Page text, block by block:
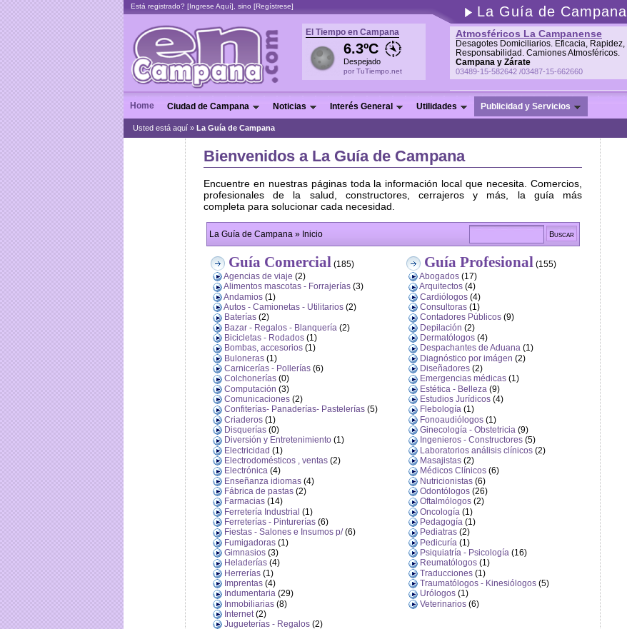
Está registrado? [Ingrese Aquí], sino [Regístrese] La Guía de Campana
Atmosféricos La Campanense
Desagotes Domiciliarios. Eficacia, Rapidez,
Responsabilidad. Camiones Atmosféricos.
Campana y Zárate
03489-15-582642 /03487-15-662660
El Tiempo en Campana
6.3ºC
Despejado
por TuTiempo.net
Home Ciudad de Campana Noticias Interés General Utilidades Publicidad y Servicios
Usted está aquí » La Guía de Campana
Bienvenidos a La Guía de Campana
Encuentre en nuestras páginas toda la información local que necesita. Comercios,
profesionales de la salud, constructores, cerrajeros y más, la guía más
completa para solucionar cada necesidad.
La Guía de Campana » Inicio
Guía Comercial (185)
Agencias de viaje (2)
Alimentos mascotas - Forrajerías (3)
Andamios (1)
Autos - Camionetas - Utilitarios (2)
Baterías (2)
Bazar - Regalos - Blanquería (2)
Bicicletas - Rodados (1)
Bombas, accesorios (1)
Buloneras (1)
Carnicerías - Pollerías (6)
Colchonerías (0)
Computación (3)
Comunicaciones (2)
Confiterías- Panaderías- Pastelerías (5)
Criaderos (1)
Disquerías (0)
Diversión y Entretenimiento (1)
Electricidad (1)
Electrodomésticos , ventas (2)
Electrónica (4)
Enseñanza idiomas (4)
Fábrica de pastas (2)
Farmacias (14)
Ferretería Industrial (1)
Ferreterías - Pinturerías (6)
Fiestas - Salones e Insumos p/(6)
Fumigadoras (1)
Gimnasios (3)
Heladerías (4)
Herrerías (1)
Imprentas (4)
Indumentaria (29)
Inmobiliarias (8)
Internet(2)
Jugueterías - Regalos (2)
Guía Profesional (155)
Abogados (17)
Arquitectos (4)
Cardiólogos (4)
Consultoras (1)
Contadores Públicos (9)
Depilación (2)
Dermatólogos (4)
Despachantes de Aduana (1)
Diagnóstico por imágen (2)
Diseñadores (2)
Emergencias médicas (1)
Estética - Belleza (9)
Estudios Jurídicos (4)
Flebología (1)
Fonoaudiólogos (1)
Ginecología - Obstetricia (9)
Ingenieros - Constructores (5)
Laboratorios análisis clínicos (2)
Masajistas (2)
Médicos Clínicos (6)
Nutricionistas (6)
Odontólogos (26)
Oftalmólogos (2)
Oncología (1)
Pedagogía (1)
Pediatras (2)
Pedicuría (1)
Psiquiatría - Psicología (16)
Reumatólogos (1)
Traducciones (1)
Traumatólogos - Kinesiólogos (5)
Urólogos (1)
Veterinarios (6)